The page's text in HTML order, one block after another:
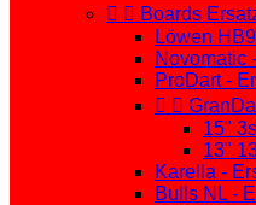
  Boards
Löwen
Novomatic
ProDart -
 
15"
13"
Karella -
Bulls NL -